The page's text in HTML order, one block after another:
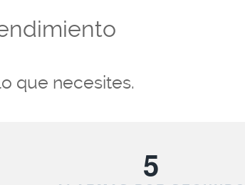
que necesites.
5